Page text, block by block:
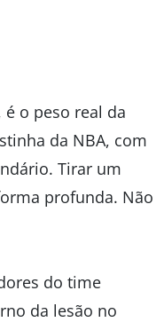
o peso real da
da NBA, com
Tirar um
profunda. Não
do time
da lesão no